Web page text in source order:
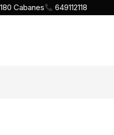
Cabanes 649112118